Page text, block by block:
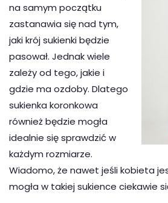
na samym początku
zastanawia się nad tym,
jaki krój sukienki będzie
pasował. Jednak wiele
zależy od tego, jakie i
gdzie ma ozdoby. Dlatego
sukienka koronkowa
również będzie mogła
idealnie się sprawdzić w
każdym rozmiarze.
Wiadomo, że nawet jeśli kobieta
mogła w takiej sukience ciekawie